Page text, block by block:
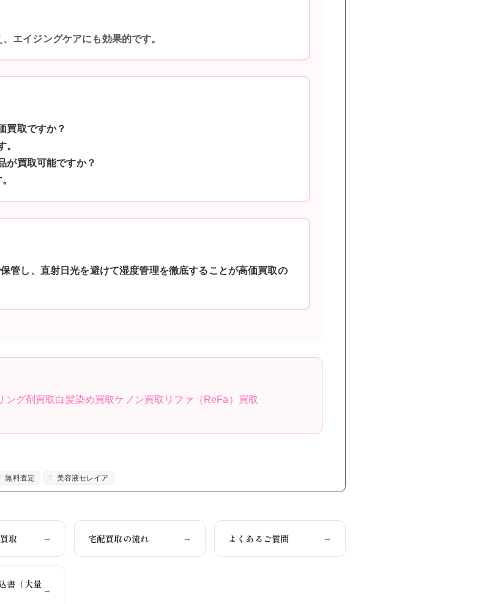
エイジングケアにも効果的です。
買取ですか？
。
が買取可能ですか？
管し、直射日光を避けて湿度管理を徹底することが高価買取の
ング剤買取白髪染め買取ケノン買取 リファ（ReFa）買取
無料査定 美容液セレイア
取 → 宅配買取の流れ → よくあるご質問 →
書（大量
→